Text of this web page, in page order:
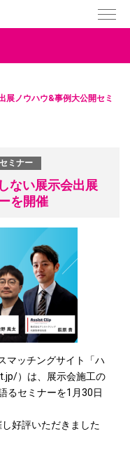
展ノウハウ&事例大公開セミ
セミナー
ない展示会出展
を開催
マッチングサイト「ハ
）は、展示会施工の
るセミナーを1月30日
好評いただきました